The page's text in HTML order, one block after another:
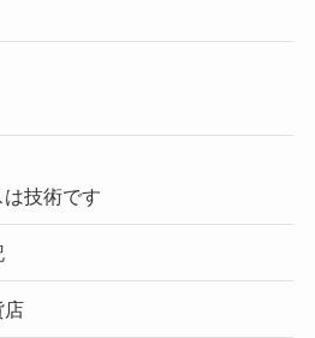
技術です
店